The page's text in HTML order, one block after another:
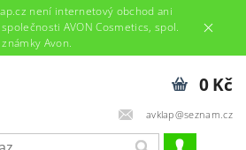
není internetový obchod ani
AVON Cosmetics, spol.
Avon.
avklap@seznam.cz
0 Kč